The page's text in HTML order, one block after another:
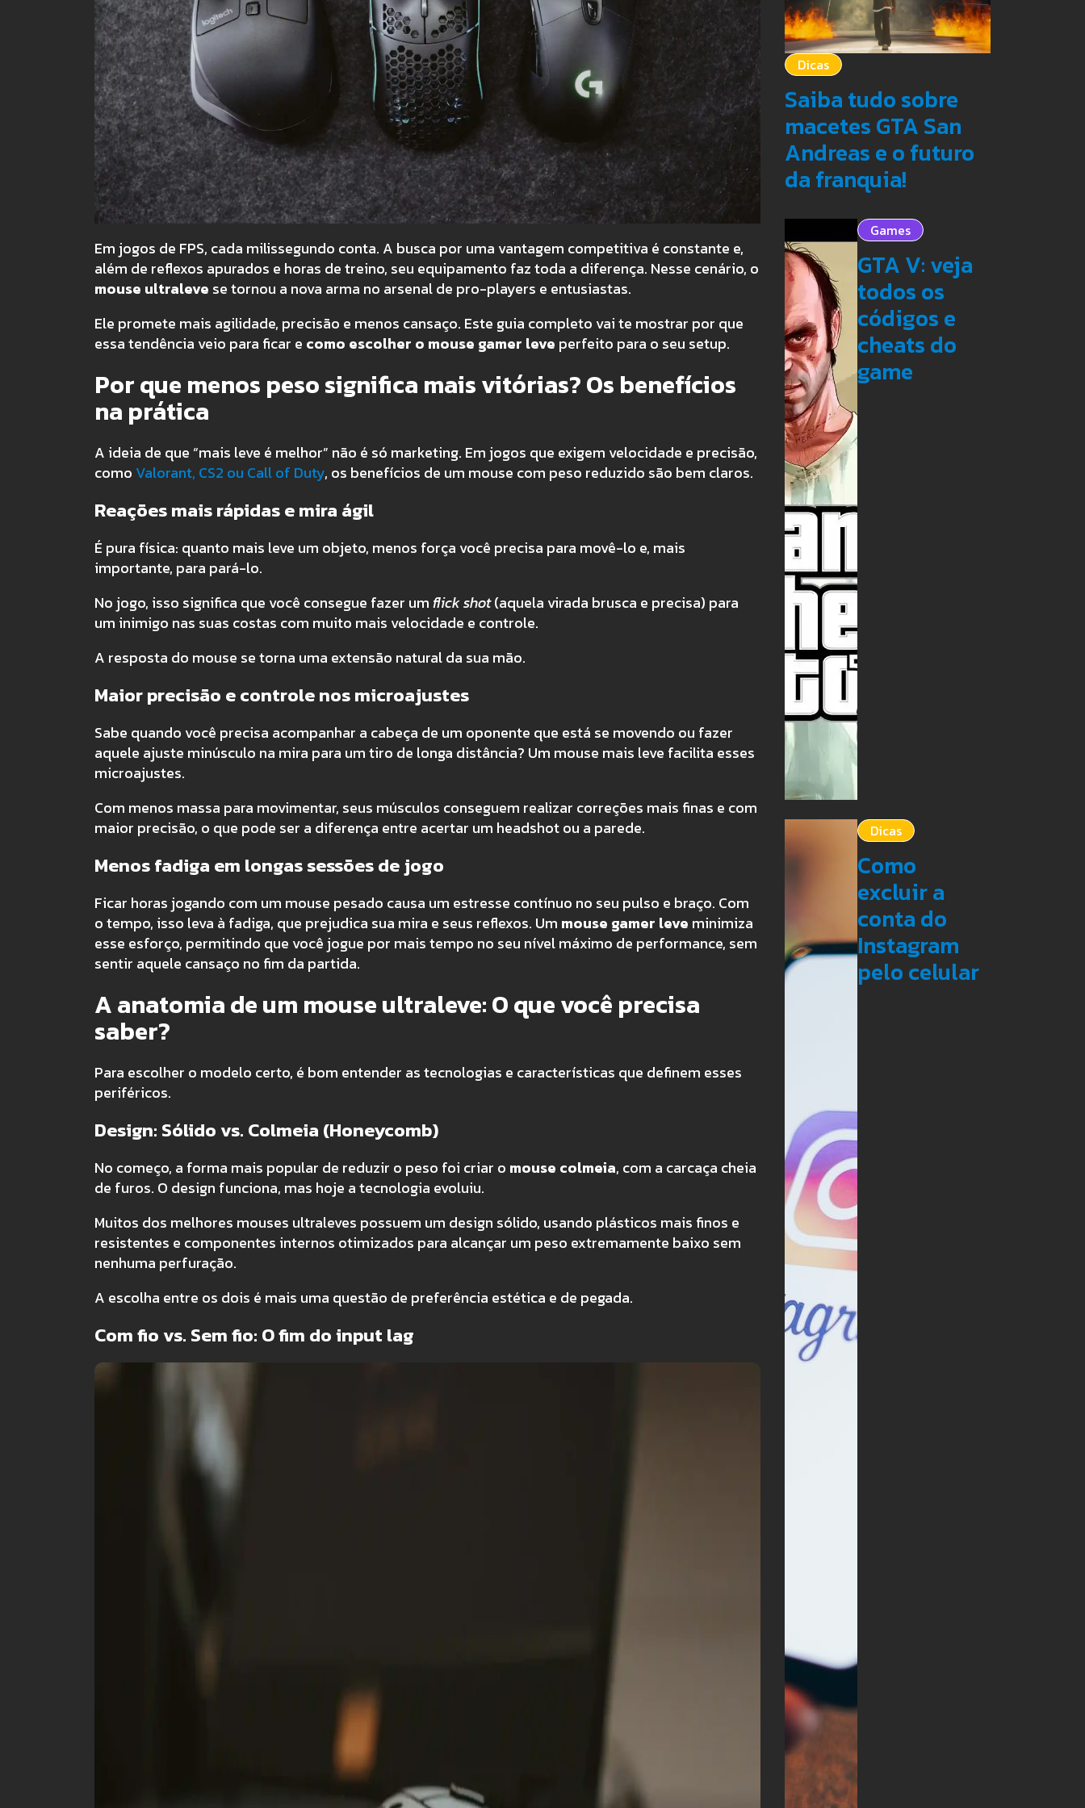
Em jogos de FPS, cada milissegundo conta. A busca por uma vantagem competitiva é constante e,
além de reflexos apurados e horas de treino, seu equipamento faz toda a diferença. Nesse cenário, o
mouse ultraleve se tornou a nova arma no arsenal de pro-players e entusiastas.
Ele promete mais agilidade, precisão e menos cansaço. Este guia completo vai te mostrar por que
essa tendência veio para ficar e como escolher o mouse gamer leve perfeito para o seu setup.
Por que menos peso significa mais vitórias? Os benefícios
na prática
A ideia de que “mais leve é melhor” não é só marketing. Em jogos que exigem velocidade e precisão,
como Valorant, CS2 ou Call of Duty, os benefícios de um mouse com peso reduzido são bem claros.
Reações mais rápidas e mira ágil
É pura física: quanto mais leve um objeto, menos força você precisa para movê-lo e, mais
importante, para pará-lo.
No jogo, isso significa que você consegue fazer umflick shot(aquela virada brusca e precisa) para
um inimigo nas suas costas com muito mais velocidade e controle.
A resposta do mouse se torna uma extensão natural da sua mão.
Maior precisão e controle nos microajustes
Sabe quando você precisa acompanhar a cabeça de um oponente que está se movendo ou fazer
aquele ajuste minúsculo na mira para um tiro de longa distância? Um mouse mais leve facilita esses
microajustes.
Com menos massa para movimentar, seus músculos conseguem realizar correções mais finas e com
maior precisão, o que pode ser a diferença entre acertar um headshot ou a parede.
Menos fadiga em longas sessões de jogo
Ficar horas jogando com um mouse pesado causa um estresse contínuo no seu pulso e braço. Com
o tempo, isso leva à fadiga, que prejudica sua mira e seus reflexos. Um mouse gamer leve minimiza
esse esforço, permitindo que você jogue por mais tempo no seu nível máximo de performance, sem
sentir aquele cansaço no fim da partida.
A anatomia de um mouse ultraleve: O que você precisa
saber?
Para escolher o modelo certo, é bom entender as tecnologias e características que definem esses
periféricos.
Design: Sólido vs. Colmeia (Honeycomb)
No começo, a forma mais popular de reduzir o peso foi criar o mouse colmeia, com a carcaça cheia
de furos. O design funciona, mas hoje a tecnologia evoluiu.
Muitos dos melhores mouses ultraleves possuem um design sólido, usando plásticos mais finos e
resistentes e componentes internos otimizados para alcançar um peso extremamente baixo sem
nenhuma perfuração.
A escolha entre os dois é mais uma questão de preferência estética e de pegada.
Com fio vs. Sem fio: O fim do input lag
Dicas
Saiba tudo sobre
macetes GTA San
Andreas e o futuro
da franquia!
Games
GTA V: veja
todos os
códigos e
cheats do
game
Dicas
Como
excluir a
conta do
Instagram
pelo celular